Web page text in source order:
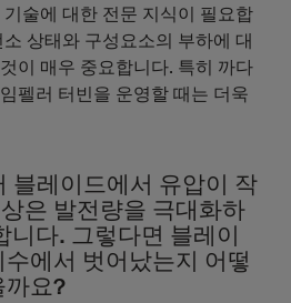
술에 대한 전문 지식이 필요합
상태와 구성요소의 부하에 대
이 매우 중요합니다. 특히 까다
펠러 터빈을 운영할 때는 더욱
블레이드에서 유압이 작
은 발전량을 극대화하
니다. 그렇다면 블레이
에서 벗어났는지 어떻
까요?